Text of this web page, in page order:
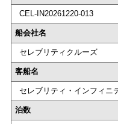
CEL-IN20261220-013
船会社名
セレブリティクルーズ
客船名
セレブリティ・インフィニ
泊数